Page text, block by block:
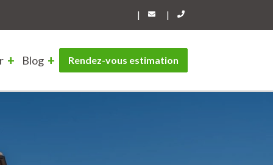
| |
Blog Rendez-vous estimation